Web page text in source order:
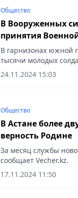
Общество
В Вооруженных
принятия
В гарнизонах южной
тысячи молодых
24.11.2024 15:03
Общество
В Астане более
верность Родине
За месяц службы
сообщает Vecher.kz.
17.11.2024 11:50